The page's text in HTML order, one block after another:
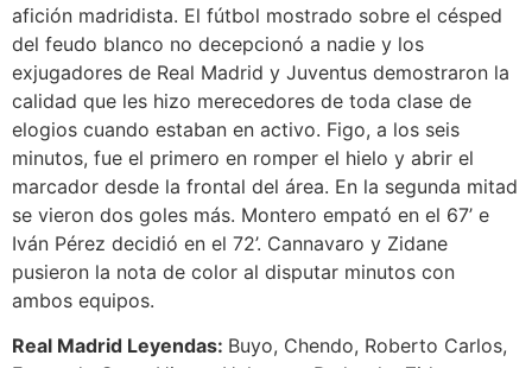
afición madridista. El fútbol mostrado sobre el césped
del feudo blanco no decepcionó a nadie y los
exjugadores de Real Madrid y Juventus demostraron la
calidad que les hizo merecedores de toda clase de
elogios cuando estaban en activo. Figo, a los seis
minutos, fue el primero en romper el hielo y abrir el
marcador desde la frontal del área. En la segunda mitad
se vieron dos goles más. Montero empató en el 67’ e
Iván Pérez decidió en el 72’. Cannavaro y Zidane
pusieron la nota de color al disputar minutos con
ambos equipos.
Real Madrid Leyendas: Buyo, Chendo, Roberto Carlos,